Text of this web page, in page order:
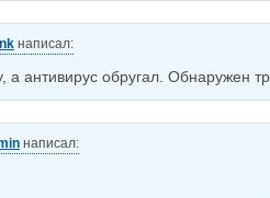
написал:
а антивирус обругал. Обнаружен
написал: